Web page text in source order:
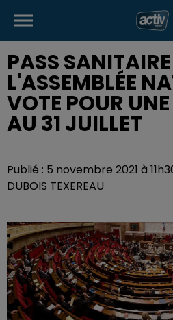
PASS
L'ASSEMBLÉE
VOTE POUR
AU 31 JUILLET
Publié : 5 novembre 2021 à
DUBOIS TEXEREAU